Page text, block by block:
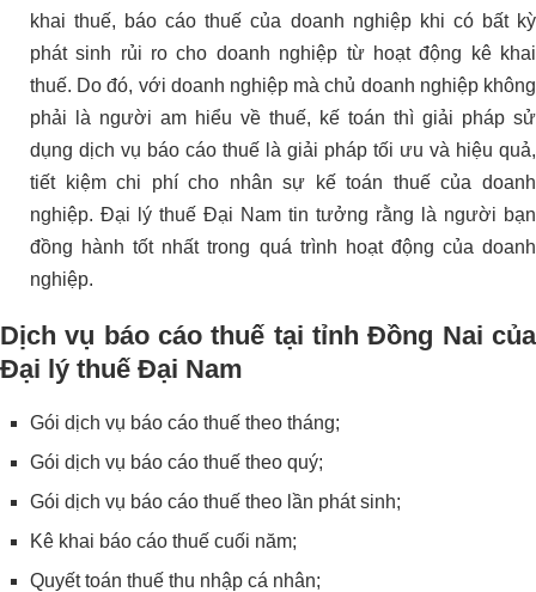
khai thuế, báo cáo thuế của doanh nghiệp khi có bất kỳ
phát sinh rủi ro cho doanh nghiệp từ hoạt động kê khai
thuế. Do đó, với doanh nghiệp mà chủ doanh nghiệp không
phải là người am hiểu về thuế, kế toán thì giải pháp sử
dụng dịch vụ báo cáo thuế là giải pháp tối ưu và hiệu quả,
tiết kiệm chi phí cho nhân sự kế toán thuế của doanh
nghiệp. Đại lý thuế Đại Nam tin tưởng rằng là người bạn
đồng hành tốt nhất trong quá trình hoạt động của doanh
nghiệp.
Dịch vụ báo cáo thuế tại tỉnh Đồng Nai của
Đại lý thuế Đại Nam
Gói dịch vụ báo cáo thuế theo tháng;
Gói dịch vụ báo cáo thuế theo quý;
Gói dịch vụ báo cáo thuế theo lần phát sinh;
Kê khai báo cáo thuế cuối năm;
Quyết toán thuế thu nhập cá nhân;